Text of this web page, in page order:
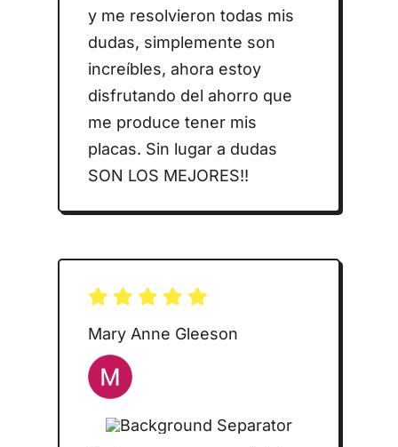
y me resolvieron todas mis
dudas, simplemente son
increíbles, ahora estoy
disfrutando del ahorro que
me produce tener mis
placas. Sin lugar a dudas
SON LOS MEJORES!!
Mary Anne Gleeson